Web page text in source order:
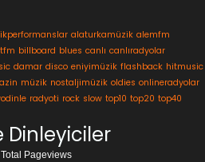
alaturkamüzik alemfm
billboard blues canlı canlıradyolar
damar disco eniyimüzik flashback hitmusic
müzik nostaljimüzik oldies onlineradyolar
radyoti rock slow top10 top20 top40
Dinleyiciler
Pageviews